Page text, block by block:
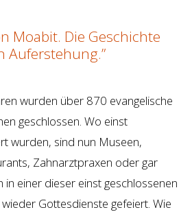
Moabit. Die Geschichte
Auferstehung.”
wurden über 870 evangelische
geschlossen. Wo einst
wurden, sind nun Museen,
Zahnarztpraxen oder gar
in einer dieser einst geschlossenen
Gottesdienste gefeiert. Wie